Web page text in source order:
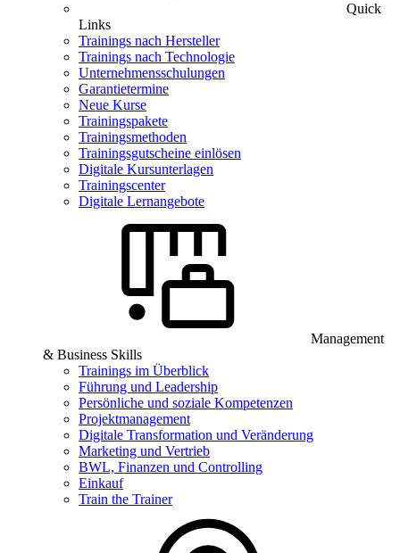
Quick
Links
Trainings nach Hersteller
Trainings nach Technologie
Unternehmensschulungen
Garantietermine
Neue Kurse
Trainingspakete
Trainingsmethoden
Trainingsgutscheine einlösen
Digitale Kursunterlagen
Trainingscenter
Digitale Lernangebote
Management
& Business Skills
Trainings im Überblick
Führung und Leadership
Persönliche und soziale Kompetenzen
Projektmanagement
Digitale Transformation und Veränderung
Marketing und Vertrieb
BWL, Finanzen und Controlling
Einkauf
Train the Trainer